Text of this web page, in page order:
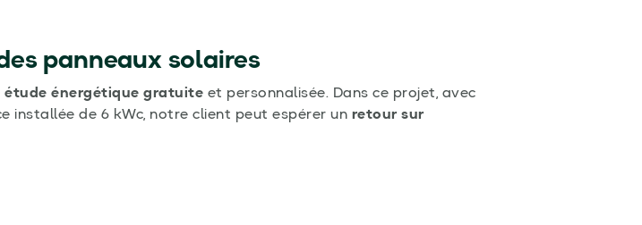
panneaux solaires
étude énergétique gratuite et personnalisée. Dans ce projet, avec
installée de 6 kWc, notre client peut espérer un retour sur